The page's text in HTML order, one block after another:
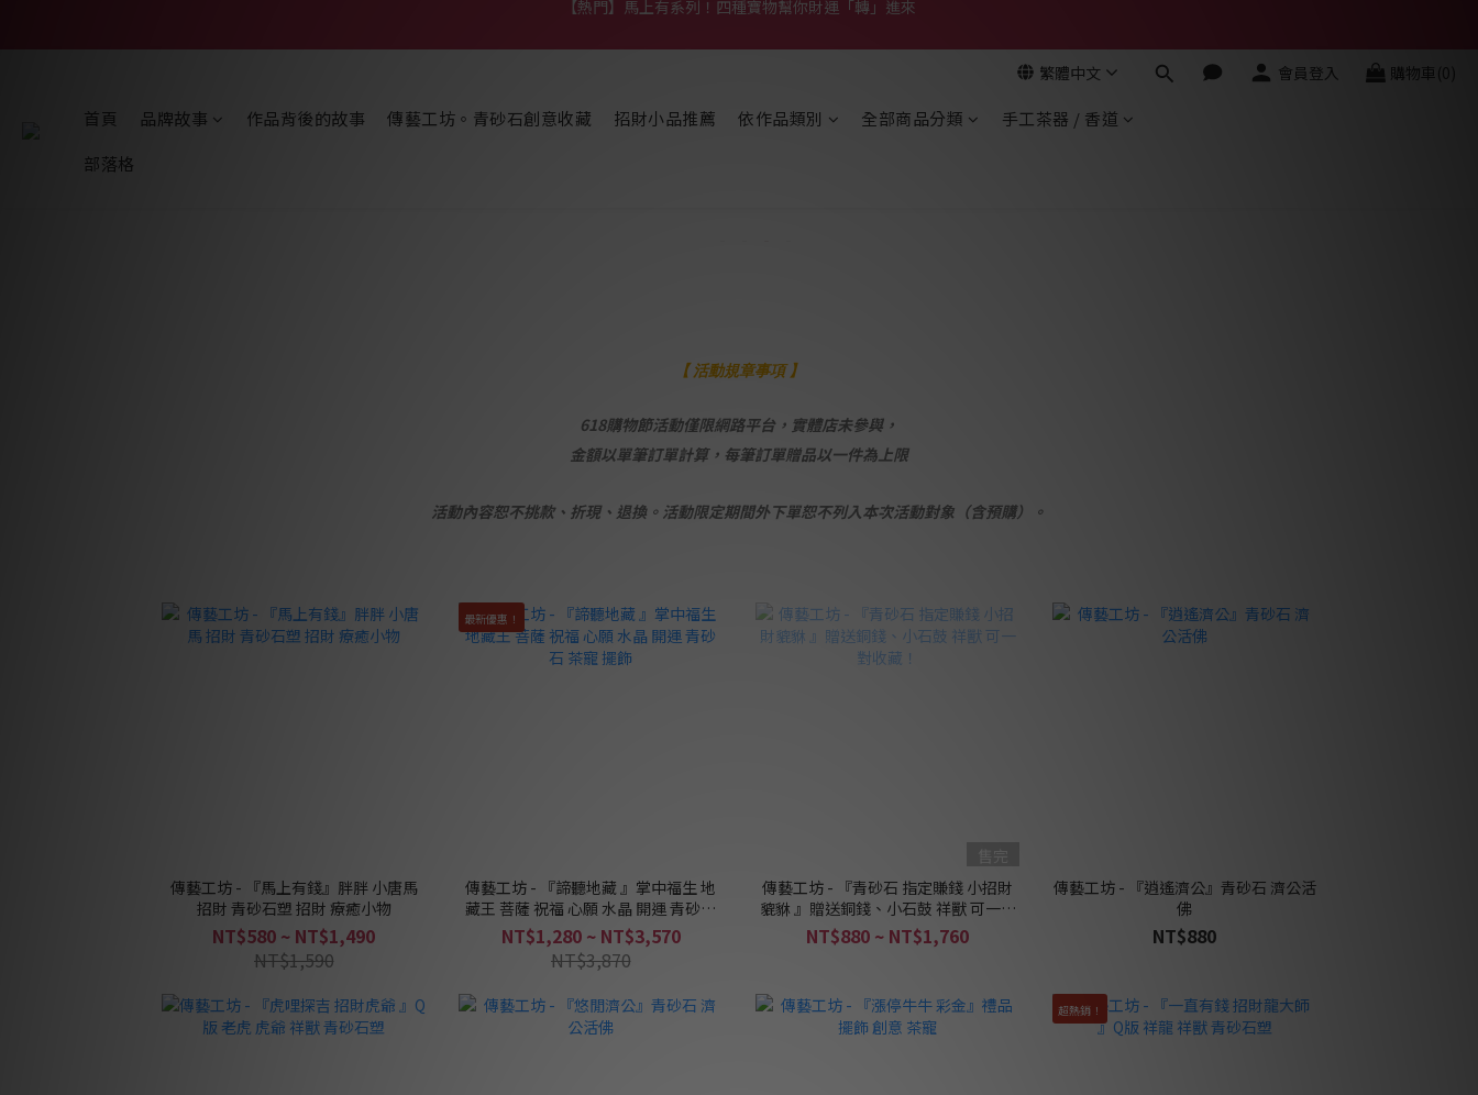
繁體中文 會員登入 購物車(0)
首頁 品牌故事 作品背後的故事 傳藝工坊。青砂石創意收藏 招財小品推薦 依作品類別 全部商品分類
手工茶器 / 香道
部落格
【 活動規章事項 】
618購物節活動僅限網路平台，實體店未參與，
金額以單筆訂單計算，每筆訂單贈品以一件為上限
活動內容恕不挑款、折現、退換。 活動限定期間外下單恕不列入本次活動對象（含預購）。
傳藝工坊 - 『馬上有錢』胖胖 小唐馬
招財 青砂石塑 招財 療癒小物
NT$580 ~ NT$1,490
NT$1,590
最新優惠！
傳藝工坊 - 『諦聽地藏 』掌中福生 地
藏王 菩薩 祝福 心願 水晶 開運 青砂石
茶寵 擺飾
NT$1,280 ~ NT$3,570
NT$3,870
傳藝工坊 - 『青砂石 指定賺錢 小招財
貔貅 』贈送銅錢、小石鼓 祥獸 可一對
收藏！
NT$880 ~ NT$1,760
傳藝工坊 - 『逍遙濟公』青砂石 濟公活
佛
NT$880
超熱銷！